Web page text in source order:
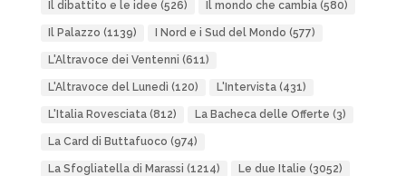
Il dibattito e le idee (526) Il mondo che cambia(580)
Il Palazzo (1139) I Nord e i Sud del Mondo (577)
L'Altravoce dei Ventenni (611)
L'Altravoce del Lunedì (120) L'Intervista(431)
L'Italia Rovesciata(812) La Bacheca delle Offerte (3)
La Card di Buttafuoco (974)
La Sfogliatella di Marassi (1214) Le due Italie (3052)